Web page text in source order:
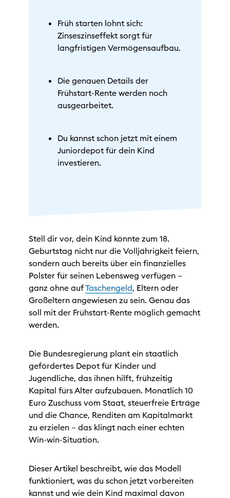
Früh starten lohnt sich:
Zinseszinseffekt sorgt für
langfristigen Vermögensaufbau.
Die genauen Details der
Frühstart-Rente werden noch
ausgearbeitet.
Du kannst schon jetzt mit einem
Juniordepot für dein Kind
investieren.
Stell dir vor, dein Kind könnte zum 18.
Geburtstag nicht nur die Volljährigkeit feiern,
sondern auch bereits über ein finanzielles
Polster für seinen Lebensweg verfügen –
ganz ohne aufTaschengeld, Eltern oder
Großeltern angewiesen zu sein. Genau das
soll mit der Frühstart-Rente möglich gemacht
werden.
Die Bundesregierung plant ein staatlich
gefördertes Depot für Kinder und
Jugendliche, das ihnen hilft, frühzeitig
Kapital fürs Alter aufzubauen. Monatlich 10
Euro Zuschuss vom Staat, steuerfreie Erträge
und die Chance, Renditen am Kapitalmarkt
zu erzielen – das klingt nach einer echten
Win-win-Situation.
Dieser Artikel beschreibt, wie das Modell
funktioniert, was du schon jetzt vorbereiten
kannst und wie dein Kind maximal davon